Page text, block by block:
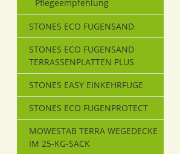
Pflegeempfehlung
STONES ECO FUGENSAND
STONES ECO FUGENSAND
TERRASSENPLATTEN PLUS
STONES EASY EINKEHRFUGE
STONES ECO FUGENPROTECT
MOWESTAB TERRA WEGEDECKE
IM 25-KG-SACK